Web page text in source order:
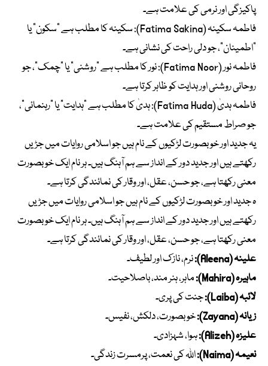
پاکیزگی اور نرمی کی علامت ہے۔
فاطمہ سکینہ (Fatima Sakina): سکینہ کا مطلب ہے “سکون” یا
“اطمینان”، جو دلی راحت کی نشانی ہے۔
فاطمہ نور (Fatima Noor): نور کا مطلب ہے “روشنی” یا “چمک”، جو
روحانی روشنی اور ہدایت کو ظاہر کرتا ہے۔
فاطمہ ہدیٰ (Fatima Huda): ہدیٰ کا مطلب ہے “ہدایت” یا “رہنمائی”،
جو صراط مستقیم کی علامت ہے۔
یہ جدید اور خوبصورت لڑکیوں کے نام ہیں جو اسلامی روایات میں جڑیں
رکھتے ہیں اور جدید دور کے انداز سے ہم آہنگ ہیں۔ ہر نام ایک خوبصورت
معنی رکھتا ہے، جو حسن، عقل، اور وقار کی نمائندگی کرتا ہے۔
ہ جدید اور خوبصورت لڑکیوں کے نام ہیں جو اسلامی روایات میں جڑیں
رکھتے ہیں اور جدید دور کے انداز سے ہم آہنگ ہیں۔ ہر نام ایک خوبصورت
معنی رکھتا ہے، جو حسن، عقل، اور وقار کی نمائندگی کرتا ہے۔
علینہ (Aleena):
نرم، نازک اور لطیف۔
ماہیرہ (Mahira):
ماہر، ہنر مند، باصلاحیت۔
لائبہ (Laiba):
جنت کی پری۔
زیانہ (Zayana):
خوبصورت، دلکش، نفیس۔
علیزہ (Alizeh):
ہوا، شہزادی۔
نعیمہ (Naima):
اللہ کی نعمت، پرمسرت زندگی۔